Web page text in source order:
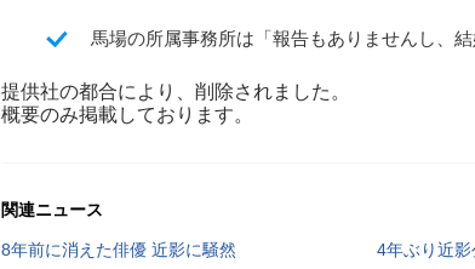
馬場の所属事務所は「報告もありませんし、
提供社の都合により、削除されました。
概要のみ掲載しております。
関連ニュース
8年前に消えた俳優 近影に騒然
4年ぶり近